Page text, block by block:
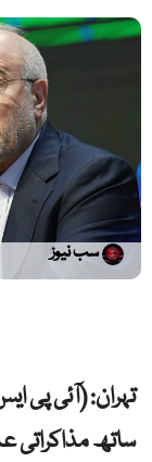
سب نیوز
تہران: (آئی پی
ساتھ مذاکراتی